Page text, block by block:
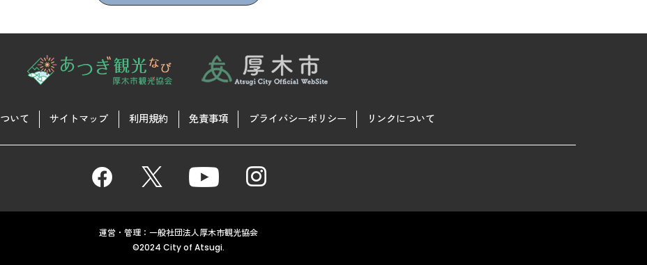
いて サイトマップ 利用規約 免責事項 プライバシーポリシー リンクについて
運営・管理：一般社団法人厚木市観光協会
©2024 City of Atsugi.